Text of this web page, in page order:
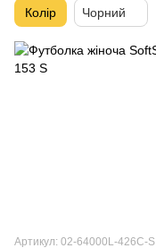
Колір Чорний
Артикул: 02-64000L-426C-S